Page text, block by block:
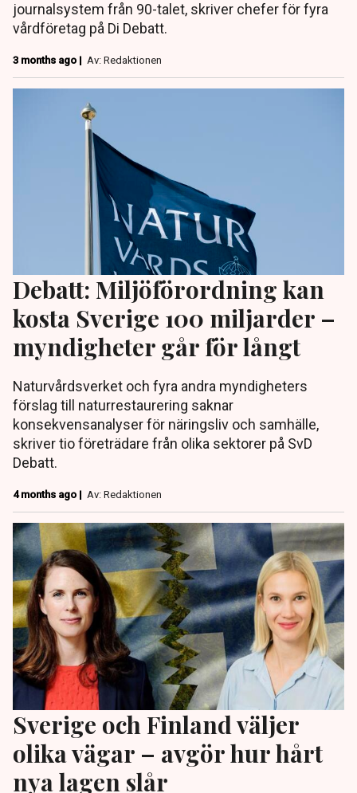
journalsystem från 90-talet, skriver chefer för fyra
vårdföretag på Di Debatt.
3 months ago | Av: Redaktionen
Debatt: Miljöförordning kan
kosta Sverige 100 miljarder –
myndigheter går för långt
Naturvårdsverket och fyra andra myndigheters
förslag till naturrestaurering saknar
konsekvensanalyser för näringsliv och samhälle,
skriver tio företrädare från olika sektorer på SvD
Debatt.
4 months ago | Av: Redaktionen
Sverige och Finland väljer
olika vägar – avgör hur hårt
nya lagen slår